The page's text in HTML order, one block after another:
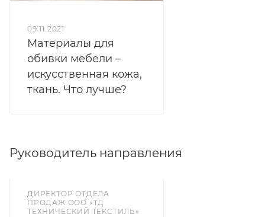
09.11.2021
Материалы для
обивки мебели –
искусственная кожа,
ткань. Что лучше?
Руководитель направления
ДИРЕКТОР ОТДЕЛА
ПРОДАЖ ООО «ТД
ТЕХНИЧЕСКИЙ ТЕКСТИЛЬ»